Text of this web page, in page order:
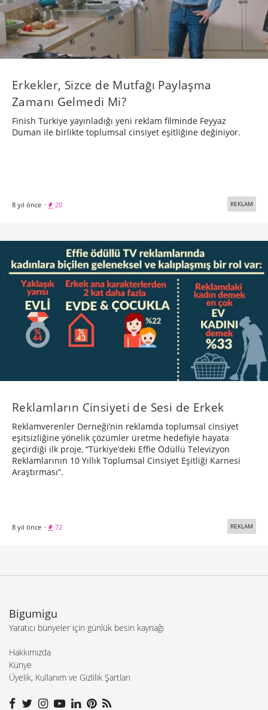
Erkekler, Sizce de Mutfağı Paylaşma
Zamanı Gelmedi Mi?
Finish Türkiye yayınladığı yeni reklam filminde Feyyaz
Duman ile birlikte toplumsal cinsiyet eşitliğine değiniyor.
8 yıl önce · 20 REKLAM
Reklamların Cinsiyeti de Sesi de Erkek
Reklamverenler Derneği’nin reklamda toplumsal cinsiyet
eşitsizliğine yönelik çözümler üretme hedefiyle hayata
geçirdiği ilk proje, “Türkiye’deki Effie Ödüllü Televizyon
Reklamlarının 10 Yıllık Toplumsal Cinsiyet Eşitliği Karnesi
Araştırması”.
8 yıl önce · 72 REKLAM
Bigumigu
Yaratıcı bünyeler için günlük besin kaynağı
Hakkımızda
Künye
Üyelik, Kullanım ve Gizlilik Şartları